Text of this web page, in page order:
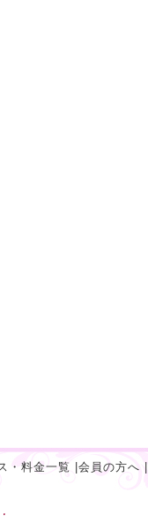
・料金一覧 会員の方へ